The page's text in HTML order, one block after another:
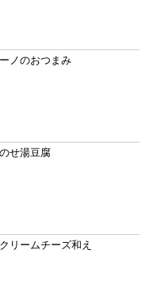
ノのおつまみ
せ湯豆腐
リームチーズ和え